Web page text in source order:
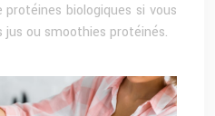
biologiques si vous
jus ou smoothies protéinés.